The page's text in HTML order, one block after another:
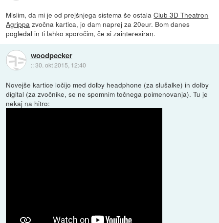
Mislim, da mi je od prejšnjega sistema še ostalaClub 3D Theatron
Agrippa zvočna kartica, jo dam naprej za 20eur. Bom danes
pogledal in ti lahko sporočim, če si zainteresiran.
woodpecker
::30. okt 2015, 12:40
Novejše kartice ločijo med dolby headphone (za slušalke) in dolby
digital (za zvočnike, se ne spomnim točnega poimenovanja). Tu je
nekaj na hitro: